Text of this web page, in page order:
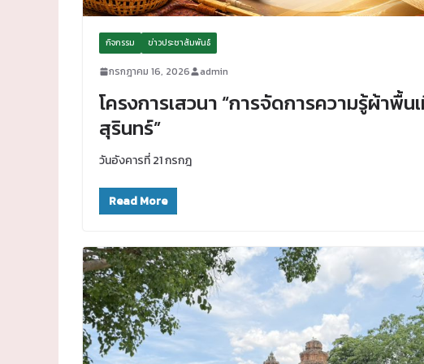
กิจกรรม ข่าวประชาสัมพันธ์
กรกฎาคม 16, 2026 admin
โครงการเสวนา “การจัดการความรู้ผ้าพื้น
สุรินทร์”
วันอังคารที่ 21 กรกฎ
Read More